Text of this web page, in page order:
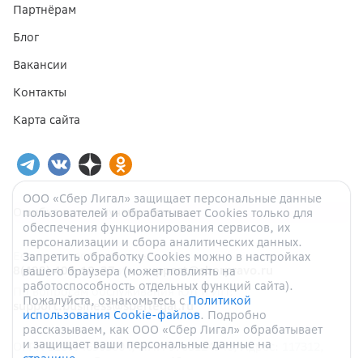
Партнёрам
Блог
Вакансии
Контакты
Карта сайта
Ошибка при получении данных
Если у вас есть вопросы:
8(499) 404-10-37 или support@sberpravo.ru
По вопросам обслуживания ЮЛ и ИП:
support.business@sberlegal.ru
ОГРН1187746905004, ИНН9705124940, Адрес:
ООО «Сбер Лигал» защищает персональные данные
пользователей и обрабатывает Cookies только для
обеспечения функционирования сервисов, их
персонализации и сбора аналитических данных.
Запретить обработку Cookies можно в настройках
вашего браузера (может повлиять на
работоспособность отдельных функций сайта).
Пожалуйста, ознакомьтесь с Политикой
использования Cookie-файлов. Подробно
рассказываем, как ООО «Сбер Лигал» обрабатывает
и защищает ваши персональные данные на